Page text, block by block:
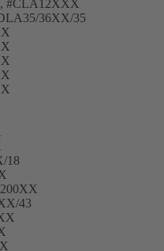
#CLA12XXX
36XX/35
18
43